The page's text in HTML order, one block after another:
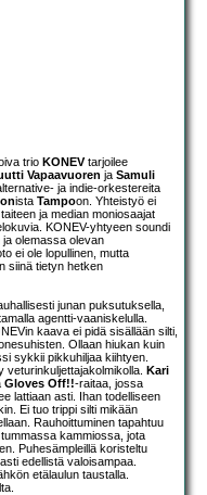
trio KONEVtarjoilee
Vapaavuoren ja Samuli
ja indie-orkestereita
ista Tampoon. Yhteistyö ei
ja median moniosaajat
KONEV-yhtyeen soundi
olemassa olevan
ei ole lopullinen, mutta
siinä tietyn hetken
junan puksutuksella,
agentti-vaaniskelulla.
kaava ei pidä sisällään silti,
Ollaan hiukan kuin
sykkii pikkuhiljaa kiihtyen.
veturinkuljettajakolmikolla. Kari
Gloves Off!!-raitaa, jossa
lattiaan asti. Ihan todelliseen
Ei tuo trippi silti mikään
Rauhoittuminen tapahtuu
kammiossa, jota
Puhesämpleillä koristeltu
edellistä valoisampaa.
etälaulun taustalla.